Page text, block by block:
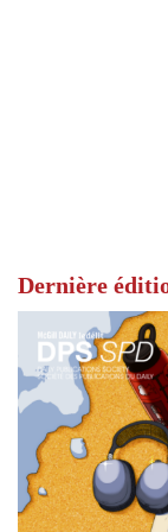
Dernière